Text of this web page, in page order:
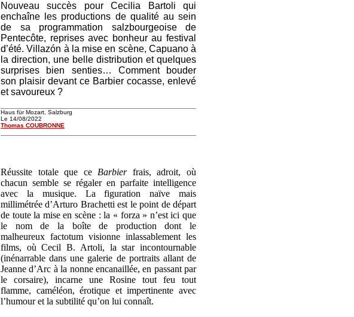
Nouveau succès pour Cecilia Bartoli qui
enchaîne les productions de qualité au sein
de sa programmation salzbourgeoise de
Pentecôte, reprises avec bonheur au festival
d’été. Villazón à la mise en scène, Capuano à
la direction, une belle distribution et quelques
surprises bien senties… Comment bouder
son plaisir devant ce Barbier cocasse, enlevé
et savoureux ?
Haus für Mozart, Salzburg
Le 14/08/2022
Thomas COUBRONNE
Réussite totale que ce Barbierfrais, adroit, où
chacun semble se régaler en parfaite intelligence
avec la musique. La figuration naïve mais
millimétrée d’Arturo Brachetti est le point de départ
de toute la mise en scène : la « forza » n’est ici que
le nom de la boîte de production dont le
malheureux factotum visionne inlassablement les
films, où Cecil B. Artoli, la star incontournable
(inénarrable dans une galerie de portraits allant de
Jeanne d’Arc à la nonne encanaillée, en passant par
le corsaire), incarne une Rosine tout feu tout
flamme, caméléon, érotique et impertinente avec
l’humour et la subtilité qu’on lui connaît.